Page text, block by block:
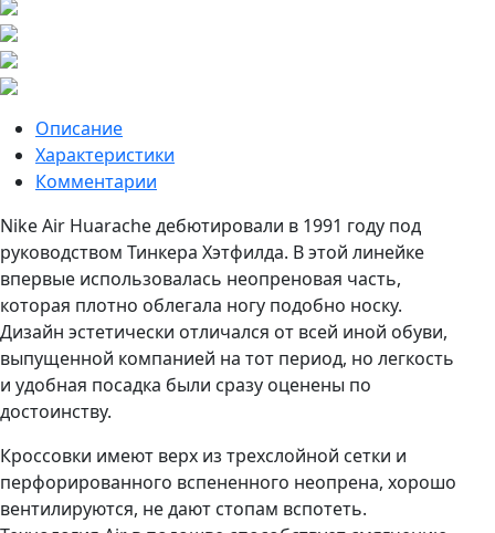
Описание
Характеристики
Комментарии
Nike Air Huarache дебютировали в 1991 году под
руководством Тинкера Хэтфилда. В этой линейке
впервые использовалась неопреновая часть,
которая плотно облегала ногу подобно носку.
Дизайн эстетически отличался от всей иной обуви,
выпущенной компанией на тот период, но легкость
и удобная посадка были сразу оценены по
достоинству.
Кроссовки имеют верх из трехслойной сетки и
перфорированного вспененного неопрена, хорошо
вентилируются, не дают стопам вспотеть.